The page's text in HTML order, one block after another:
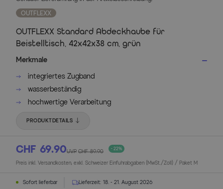
OUTFLEXX
OUTFLEXX Standard Abdeckhaube für
Beistelltisch, 42x42x38 cm, grün
Merkmale
integriertes Zugband
wasserbeständig
hochwertige Verarbeitung
PRODUKTDETAILS
CHF 69.90UVP CHF 89.90 - 22%
Preis inkl. Versandkosten, exkl. Schweizer Einfuhrabgaben (MwSt./Zoll) / Paket M
Sofort lieferbar Lieferzeit: 18. - 21. August 2026